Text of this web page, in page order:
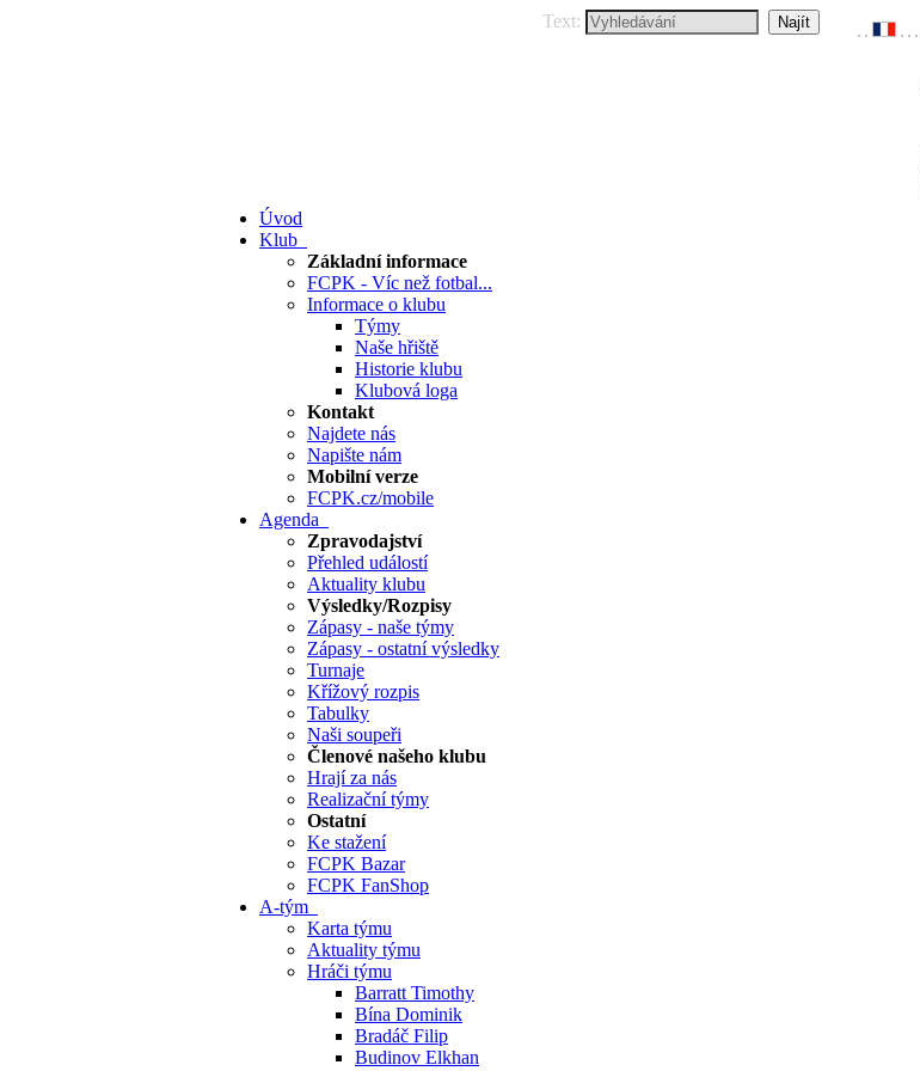
Text:
Úvod
Klub
Základní informace
FCPK - Víc než fotbal...
Informace o klubu
Týmy
Naše hřiště
Historie klubu
Klubová loga
Kontakt
Najdete nás
Napište nám
Mobilní verze
FCPK.cz/mobile
Agenda
Zpravodajství
Přehled událostí
Aktuality klubu
Výsledky/Rozpisy
Zápasy - naše týmy
Zápasy - ostatní výsledky
Turnaje
Křížový rozpis
Tabulky
Naši soupeři
Členové našeho klubu
Hrají za nás
Realizační týmy
Ostatní
Ke stažení
FCPK Bazar
FCPK FanShop
A-tým
Karta týmu
Aktuality týmu
Hráči týmu
Barratt Timothy
Bína Dominik
Bradáč Filip
Budinov Elkhan